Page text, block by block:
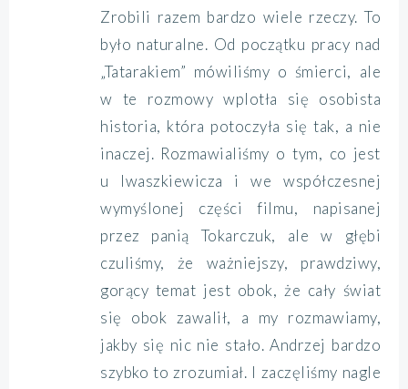
Zrobili razem bardzo wiele rzeczy. To
było naturalne. Od początku pracy nad
„Tatarakiem” mówiliśmy o śmierci, ale
w te rozmowy wplotła się osobista
historia, która potoczyła się tak, a nie
inaczej. Rozmawialiśmy o tym, co jest
u Iwaszkiewicza i we współczesnej
wymyślonej części filmu, napisanej
przez panią Tokarczuk, ale w głębi
czuliśmy, że ważniejszy, prawdziwy,
gorący temat jest obok, że cały świat
się obok zawalił, a my rozmawiamy,
jakby się nic nie stało. Andrzej bardzo
szybko to zrozumiał. I zaczęliśmy nagle